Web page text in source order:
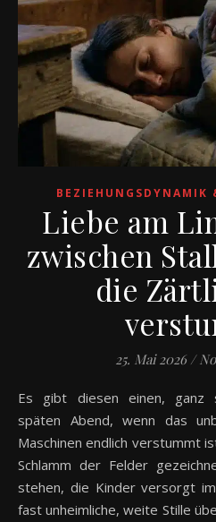
BEZIEHUNGSDYNAMIK
Liebe am
zwischen
die
25. Mai 2026 /
Es gibt diesen einen, ganz spezifischen Moment am
späten Abend, wenn das
Maschinen endlich verstummt
Schlamm der Felder
stehen, die Kinder versorgt
fast unheimliche, weite Stille